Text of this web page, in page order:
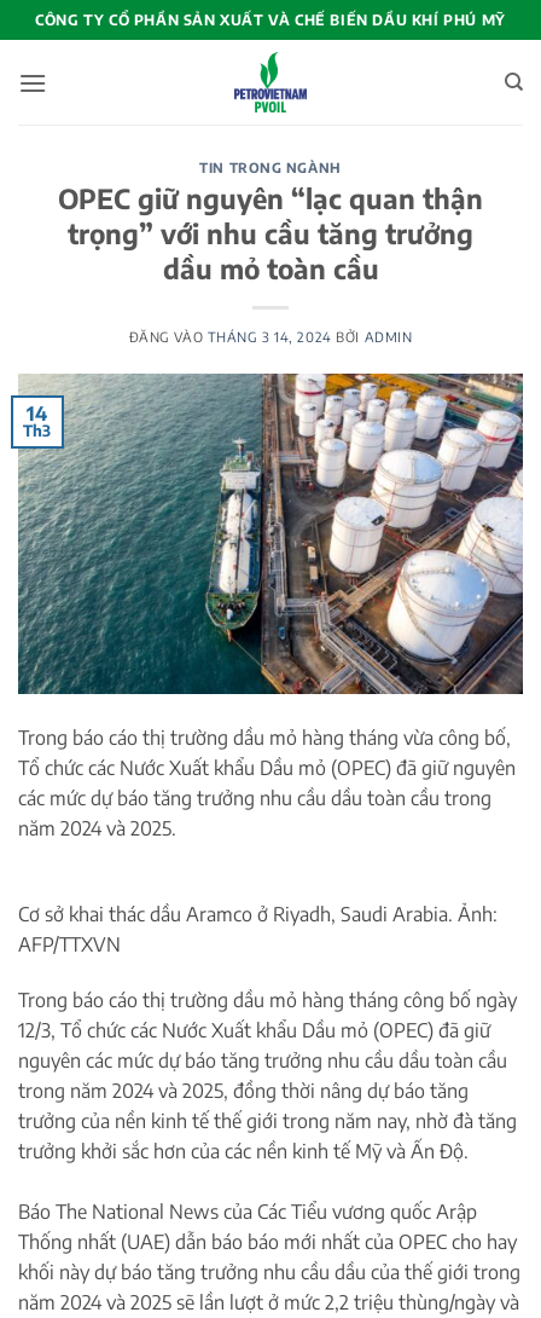
qua
nội
CÔNG TY CỔ PHẦN SẢN XUẤT VÀ CHẾ BIẾN DẦU KHÍ PHÚ MỸ
TIN TRONG NGÀNH
OPEC giữ nguyên “lạc quan thận
trọng” với nhu cầu tăng trưởng
dầu mỏ toàn cầu
ĐĂNG VÀO THÁNG 3 14, 2024 BỞI ADMIN
14
Th3
Trong báo cáo thị trường dầu mỏ hàng tháng vừa công bố,
Tổ chức các Nước Xuất khẩu Dầu mỏ (OPEC) đã giữ nguyên
các mức dự báo tăng trưởng nhu cầu dầu toàn cầu trong
năm 2024 và 2025.
Cơ sở khai thác dầu Aramco ở Riyadh, Saudi Arabia. Ảnh:
AFP/TTXVN
Trong báo cáo thị trường dầu mỏ hàng tháng công bố ngày
12/3, Tổ chức các Nước Xuất khẩu Dầu mỏ (OPEC) đã giữ
nguyên các mức dự báo tăng trưởng nhu cầu dầu toàn cầu
trong năm 2024 và 2025, đồng thời nâng dự báo tăng
trưởng của nền kinh tế thế giới trong năm nay, nhờ đà tăng
trưởng khởi sắc hơn của các nền kinh tế Mỹ và Ấn Độ.
Báo The National News của Các Tiểu vương quốc Arập
Thống nhất (UAE) dẫn báo báo mới nhất của OPEC cho hay
khối này dự báo tăng trưởng nhu cầu dầu của thế giới trong
năm 2024 và 2025 sẽ lần lượt ở mức 2,2 triệu thùng/ngày và